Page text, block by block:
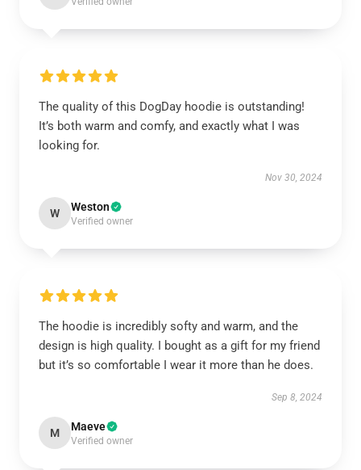
The quality of this DogDay hoodie is outstanding!
It’s both warm and comfy, and exactly what I was
looking for.
Nov 30, 2024
W Weston
Verified owner
The hoodie is incredibly softy and warm, and the
design is high quality. I bought as a gift for my friend
but it’s so comfortable I wear it more than he does.
Sep 8, 2024
M Maeve
Verified owner